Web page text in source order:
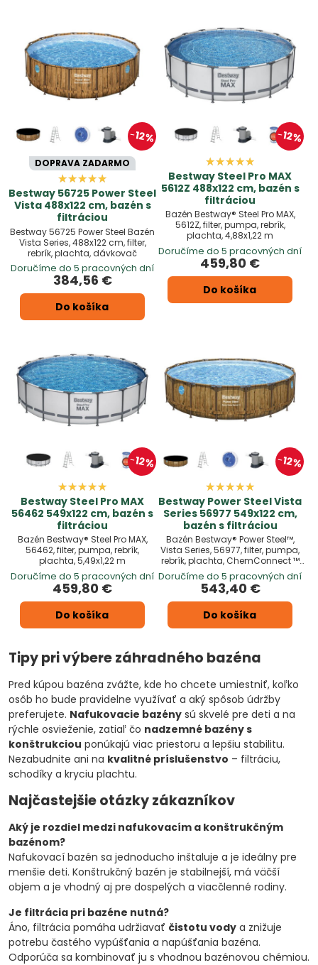
12%
DOPRAVA ZADARMO
Bestway 56725 Power Steel
Vista 488x122 cm, bazén s
filtráciou
Bestway 56725 Power Steel Bazén
Vista Series, 488x122 cm, filter,
rebrík, plachta, dávkovač
Doručíme do 5 pracovných dní
384,56 €
Do košíka
12%
Bestway Steel Pro MAX
5612Z 488x122 cm, bazén s
filtráciou
Bazén Bestway® Steel Pro MAX,
5612Z, filter, pumpa, rebrík,
plachta, 4,88x1,22 m
Doručíme do 5 pracovných dní
459,80 €
Do košíka
12%
Bestway Steel Pro MAX
56462 549x122 cm, bazén s
filtráciou
Bazén Bestway® Steel Pro MAX,
56462, filter, pumpa, rebrík,
plachta, 5,49x1,22 m
Doručíme do 5 pracovných dní
459,80 €
Do košíka
12%
Bestway Power Steel Vista
Series 56977 549x122 cm,
bazén s filtráciou
Bazén Bestway® Power Steel™,
Vista Series, 56977, filter, pumpa,
rebrík, plachta, ChemConnect ™
dávkovač, lepiaca záplata,
5,49x1,22 m
Doručíme do 5 pracovných dní
543,40 €
Do košíka
Tipy pri výbere záhradného bazéna
Pred kúpou bazéna zvážte, kde ho chcete umiestniť, koľko
osôb ho bude pravidelne využívať a aký spôsob údržby
preferujete. Nafukovacie bazény sú skvelé pre deti a na
rýchle osvieženie, zatiaľ čo nadzemné bazény s
konštrukciou ponúkajú viac priestoru a lepšiu stabilitu.
Nezabudnite ani na kvalitné príslušenstvo – filtráciu,
schodíky a kryciu plachtu.
Najčastejšie otázky zákazníkov
Aký je rozdiel medzi nafukovacím a konštrukčným
bazénom?
Nafukovací bazén sa jednoducho inštaluje a je ideálny pre
menšie deti. Konštrukčný bazén je stabilnejší, má väčší
objem a je vhodný aj pre dospelých a viacčlenné rodiny.
Je filtrácia pri bazéne nutná?
Áno, filtrácia pomáha udržiavať čistotu vody a znižuje
potrebu častého vypúšťania a napúšťania bazéna.
Odporúča sa kombinovať ju s vhodnou bazénovou chémiou.